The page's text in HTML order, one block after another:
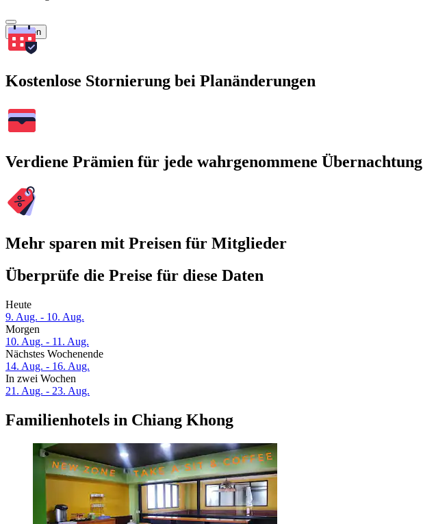
Suchen
Kostenlose Stornierung bei Planänderungen
Verdiene Prämien für jede wahrgenommene Übernachtung
Mehr sparen mit Preisen für Mitglieder
Überprüfe die Preise für diese Daten
Heute
9. Aug. - 10. Aug.
Morgen
10. Aug. - 11. Aug.
Nächstes Wochenende
14. Aug. - 16. Aug.
In zwei Wochen
21. Aug. - 23. Aug.
Familienhotels in Chiang Khong